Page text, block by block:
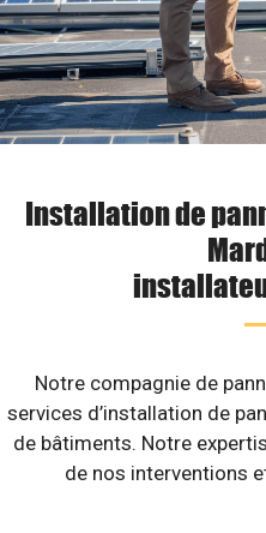
Installation de
Notre compagnie de
services d’installation de
de bâtiments. Notre
de nos interventions